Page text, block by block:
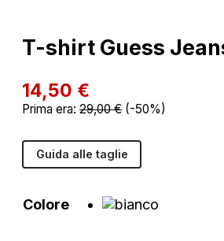
T-shirt Guess
14,50 €
Prima era: 29,00€ (-50%)
Guida alle taglie
Colore